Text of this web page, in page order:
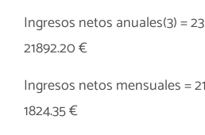
Ingresos netos anuales(3) =
21892.20 €
Ingresos netos mensuales =
1824.35 €